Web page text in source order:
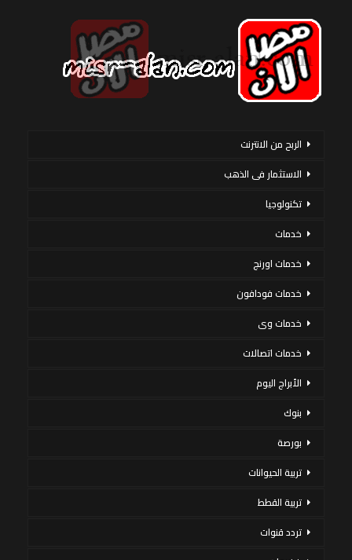
الربح من الانترنت
الاستثمار فى الذهب
تكنولوجيا
خدمات
خدمات اورنج
خدمات فودافون
خدمات وى
خدمات اتصالات
الأبراج اليوم
بنوك
بورصة
تربية الحيوانات
تربية القطط
تردد قنوات